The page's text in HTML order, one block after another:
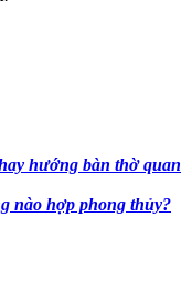
hướng bàn thờ quan
nào hợp phong thủy?